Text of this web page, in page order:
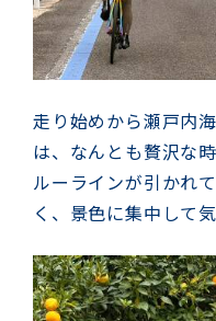
走り始めから瀬戸内
は、なんとも贅沢な
ルーラインが引かれ
く、景色に集中して